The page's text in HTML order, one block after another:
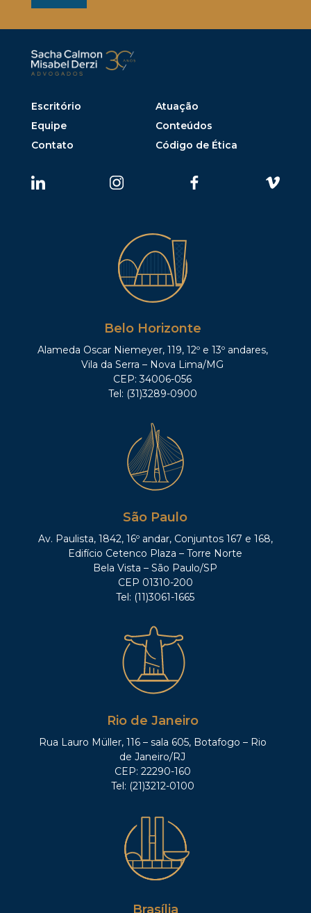
Escritório
Atuação
Equipe
Conteúdos
Contato
Código de Ética
Belo Horizonte
Alameda Oscar Niemeyer, 119, 12º e 13º andares,
Vila da Serra – Nova Lima/MG
CEP: 34006-056
Tel: (31)3289-0900
São Paulo
Av. Paulista, 1842, 16º andar, Conjuntos 167 e 168,
Edifício Cetenco Plaza – Torre Norte
Bela Vista – São Paulo/SP
CEP 01310-200
Tel: (11)3061-1665
Rio de Janeiro
Rua Lauro Müller, 116 – sala 605, Botafogo – Rio
de Janeiro/RJ
CEP: 22290-160
Tel: (21)3212-0100
Brasília